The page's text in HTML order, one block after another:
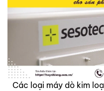
Các loại máy dò kim